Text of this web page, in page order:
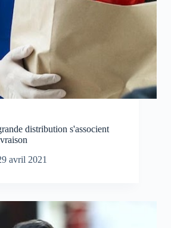
distribution s'associent
avril 2021